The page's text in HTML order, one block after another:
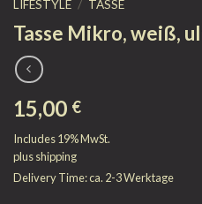
LIFESTYLE / TASSE
Tasse Mikro, weiß,
15,00 €
Includes 19% MwSt.
plusshipping
Delivery Time: ca. 2-3 Werktage